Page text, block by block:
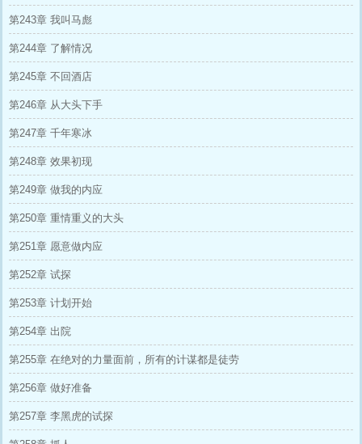
第243章 我叫马彪
第244章 了解情况
第245章 不回酒店
第246章 从大头下手
第247章 千年寒冰
第248章 效果初现
第249章 做我的内应
第250章 重情重义的大头
第251章 愿意做内应
第252章 试探
第253章 计划开始
第254章 出院
第255章 在绝对的力量面前，所有的计谋都是徒劳
第256章 做好准备
第257章 李黑虎的试探